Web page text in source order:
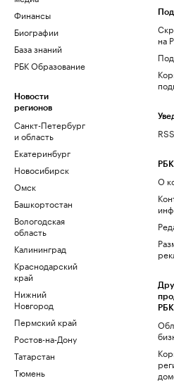
Финансы
Биографии
База знаний
РБК Образование
Новости
регионов
Санкт-Петербург
и область
Екатеринбург
Новосибирск
Омск
Башкортостан
Вологодская
область
Калининград
Краснодарский
край
Нижний
Новгород
Пермский край
Ростов-на-Дону
Татарстан
Тюмень
на
РБК
О
РБК